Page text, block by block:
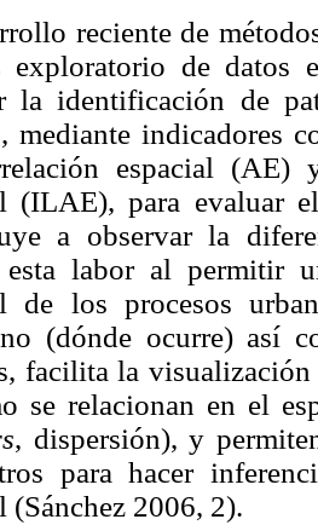
reciente de
exploratorio de datos
la identificación de
mediante indicadores
espacial (AE)
(ILAE), para evaluar
a observar la
labor al permitir
de los procesos
(dónde ocurre) así
facilita la
se relacionan en el
, dispersión), y
para hacer
(Sánchez 2006, 2).